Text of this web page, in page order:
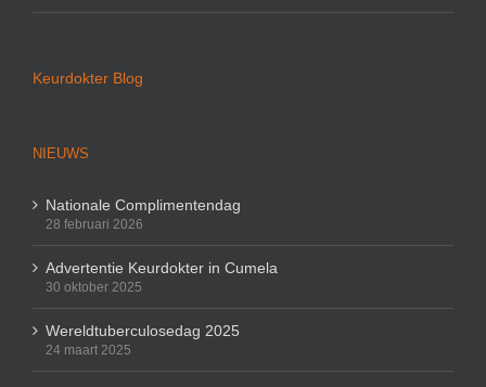
Keurdokter Blog
NIEUWS
Nationale Complimentendag
28 februari 2026
Advertentie Keurdokter in Cumela
30 oktober 2025
Wereldtuberculosedag 2025
24 maart 2025